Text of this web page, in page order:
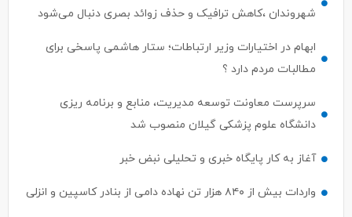
شهروندان ،کاهش ترافیک و حذف زوائد بصری دنبال می‌شود
ابهام در اختیارات وزیر ارتباطات؛ ستار هاشمی پاسخی برای
مطالبات مردم دارد ؟
سرپرست معاونت توسعه مدیریت، منابع و برنامه ریزی
دانشگاه علوم پزشکی گیلان منصوب شد
آغاز به کار پایگاه خبری و تحلیلی نبض خبر
واردات بیش از ۸۴۰ هزار تن نهاده دامی از بنادر كاسپین و انزلی